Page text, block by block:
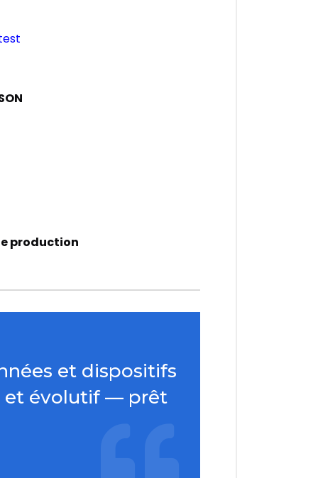
production
et dispositifs
et évolutif — prêt